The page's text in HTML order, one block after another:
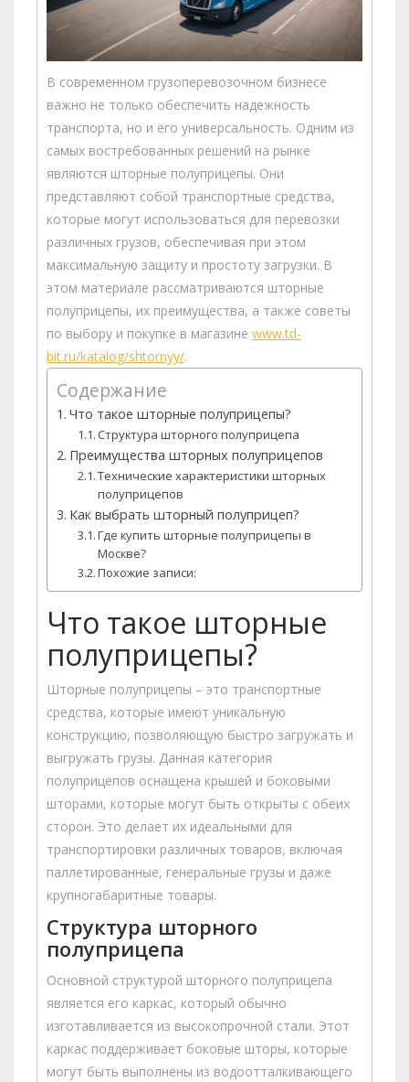
В современном грузоперевозочном бизнесе
важно не только обеспечить надежность
транспорта, но и его универсальность. Одним из
самых востребованных решений на рынке
являются шторные полуприцепы. Они
представляют собой транспортные средства,
которые могут использоваться для перевозки
различных грузов, обеспечивая при этом
максимальную защиту и простоту загрузки. В
этом материале рассматриваются шторные
полуприцепы, их преимущества, а также советы
по выбору и покупке в магазине www.td-
bit.ru/katalog/shtornyy/.
Содержание
Что такое шторные полуприцепы?
Структура шторного полуприцепа
Преимущества шторных полуприцепов
Технические характеристики шторных
полуприцепов
Как выбрать шторный полуприцеп?
Где купить шторные полуприцепы в
Москве?
Похожие записи:
Что такое шторные
полуприцепы?
Шторные полуприцепы – это транспортные
средства, которые имеют уникальную
конструкцию, позволяющую быстро загружать и
выгружать грузы. Данная категория
полуприцепов оснащена крышей и боковыми
шторами, которые могут быть открыты с обеих
сторон. Это делает их идеальными для
транспортировки различных товаров, включая
паллетированные, генеральные грузы и даже
крупногабаритные товары.
Структура шторного
полуприцепа
Основной структурой шторного полуприцепа
является его каркас, который обычно
изготавливается из высокопрочной стали. Этот
каркас поддерживает боковые шторы, которые
могут быть выполнены из водоотталкивающего